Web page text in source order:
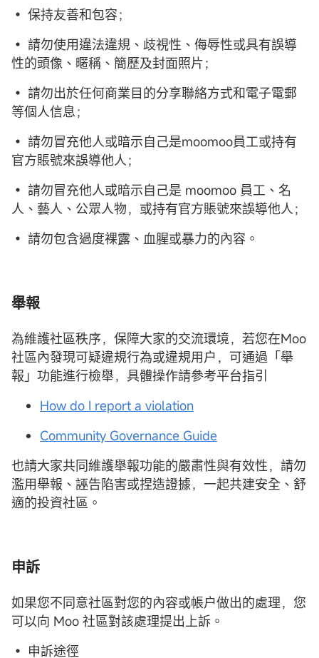
• 保持友善和包容；
• 請勿使用違法違規、歧視性、侮辱性或具有誤導
性的頭像、暱稱、簡歷及封面照片；
• 請勿出於任何商業目的分享聯絡方式和電子電郵
等個人信息；
• 請勿冒充他人或暗示自己是moomoo員工或持有
官方賬號來誤導他人；
• 請勿冒充他人或暗示自己是 moomoo 員工、名
人、藝人、公眾人物，或持有官方賬號來誤導他人；
• 請勿包含過度裸露、血腥或暴力的內容。
舉報
為維護社區秩序，保障大家的交流環境，若您在Moo
社區內發現可疑違規行為或違規用户，可通過「舉
報」功能進行檢舉，具體操作請參考平台指引
How do I report a violation
Community Governance Guide
也請大家共同維護舉報功能的嚴肅性與有效性，請勿
濫用舉報、誣告陷害或捏造證據，一起共建安全、舒
適的投資社區。
申訴
如果您不同意社區對您的內容或帳户做出的處理，您
可以向 Moo 社區對該處理提出上訴。
• 申訴途徑